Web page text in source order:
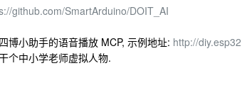
github.com/SmartArduino/DOIT_AI
博小助手的语音播放 MCP, 示例地址: http://
个中小学老师虚拟人物.